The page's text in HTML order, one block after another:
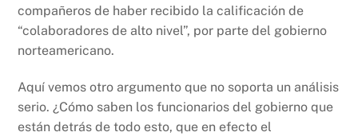
compañeros de haber recibido la calificación de
“colaboradores de alto nivel”, por parte del gobierno
norteamericano.
Aquí vemos otro argumento que no soporta un análisis
serio. ¿Cómo saben los funcionarios del gobierno que
están detrás de todo esto, que en efecto el